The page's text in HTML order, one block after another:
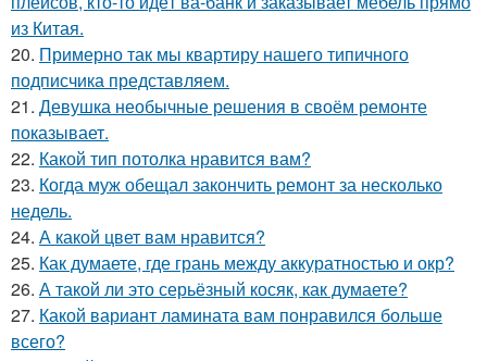
из Китая.
20. Примерно так мы квартиру нашего типичного
подписчика представляем.
21. Девушка необычные решения в своём ремонте
показывает.
22. Какой тип потолка нравится вам?
23. Когда муж обещал закончить ремонт за несколько
недель.
24. А какой цвет вам нравится?
25. Как думаете, где грань между аккуратностью и окр?
26. А такой ли это серьёзный косяк, как думаете?
27. Какой вариант ламината вам понравился больше
всего?